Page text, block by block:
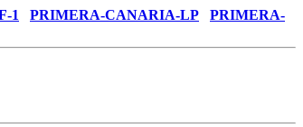
1 PRIMERA-CANARIA-LP
PRIMERA-